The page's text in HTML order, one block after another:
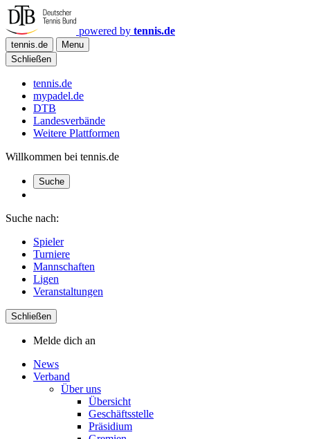
powered by tennis.de
tennis.de
Menu
Schließen
tennis.de
mypadel.de
DTB
Landesverbände
Weitere Plattformen
Willkommen bei tennis.de
Suche
Suche nach:
Spieler
Turniere
Mannschaften
Ligen
Veranstaltungen
Schließen
Melde dich an
News
Verband
Über uns
Übersicht
Geschäftsstelle
Präsidium